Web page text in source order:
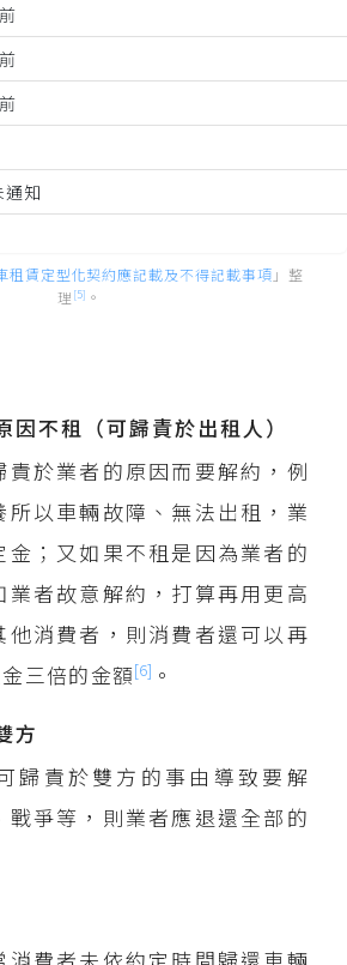
知
租賃定型化契約應記載及不得記載事項 」整
理 [5] 。
不租（可歸責於出租人）
責於業者的原因而要解約，例
所以車輛故障、無法出租，業
金；又如果不租是因為業者的
業者故意解約，打算再用更高
他消費者，則消費者還可以再
三倍的金額[6] 。
方
歸責於雙方的事由導致要解
戰爭等，則業者應退還全部的